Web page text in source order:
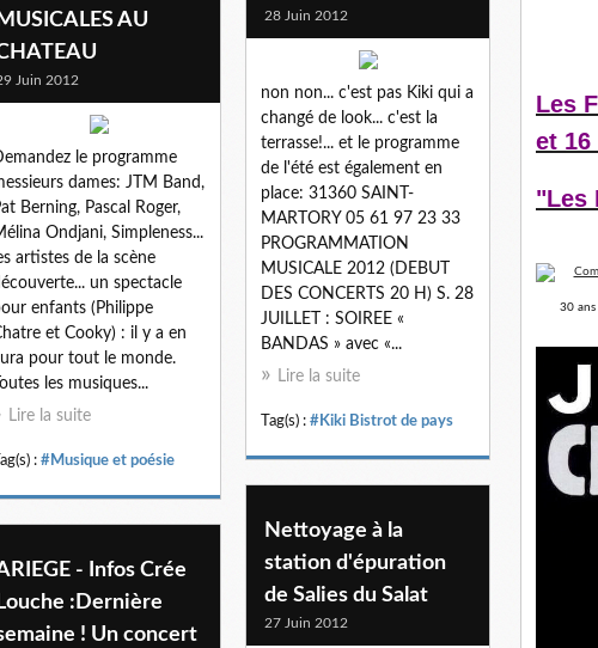
MUSICALES AU
Juin 2012
le programme
dames: JTM Band,
Berning, Pascal Roger,
Ondjani, Simpleness...
artistes de la scène
un spectacle
enfants (Philippe
et Cooky) : il y a en
pour tout le monde.
Toutes les musiques...
Lire la suite
Tag(s) : #Musique et poésie
28 Juin 2012
non non... c'est pas Kiki qui a
changé de look... c'est la
terrasse!... et le programme
de l'été est également en
place: 31360 SAINT-
MARTORY 05 61 97 23 33
PROGRAMMATION
MUSICALE 2012 (DEBUT
DES CONCERTS 20 H) S. 28
JUILLET : SOIREE «
BANDAS » avec «...
Lire la suite
Tag(s) : #Kiki Bistrot de pays
Nettoyage à la
station d'épuration
de Salies du Salat
27 Juin 2012
- Infos Crée
Louche :Dernière
! Un concert
Les
et 16
"Les
30 ans